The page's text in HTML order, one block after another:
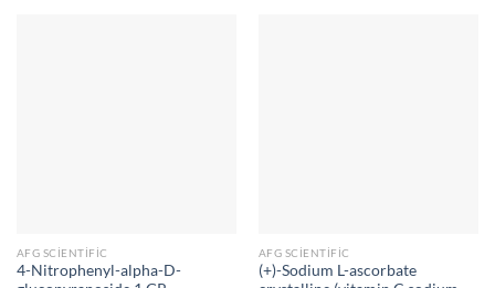
AFG SCIENTIFIC
4-Nitrophenyl-alpha-D-
AFG SCIENTIFIC
(+)-Sodium L-ascorbate